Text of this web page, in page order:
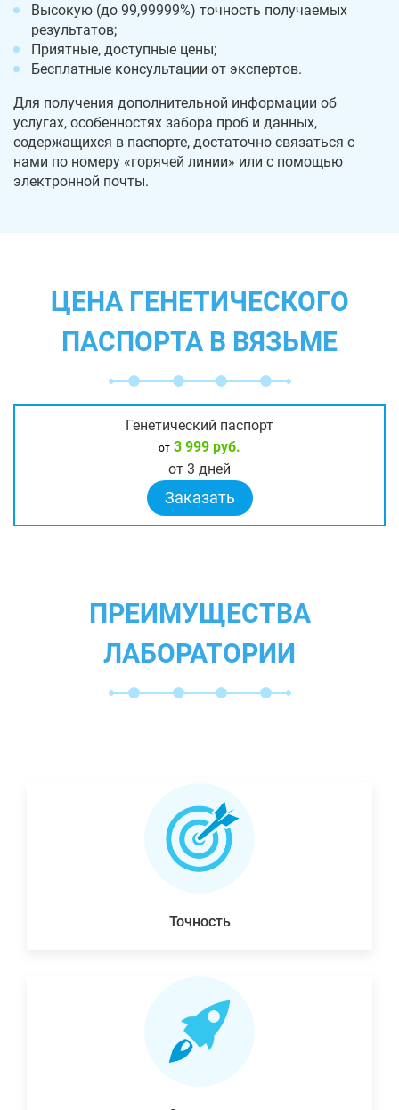
Высокую (до 99,99999%) точность получаемых
результатов;
Приятные, доступные цены;
Бесплатные консультации от экспертов.
Для получения дополнительной информации об
услугах, особенностях забора проб и данных,
содержащихся в паспорте, достаточно связаться с
нами по номеру «горячей линии» или с помощью
электронной почты.
ЦЕНА ГЕНЕТИЧЕСКОГО
ПАСПОРТА В ВЯЗЬМЕ
Генетический паспорт
от 3 999 руб.
от 3 дней
Заказать
ПРЕИМУЩЕСТВА
ЛАБОРАТОРИИ
Точность